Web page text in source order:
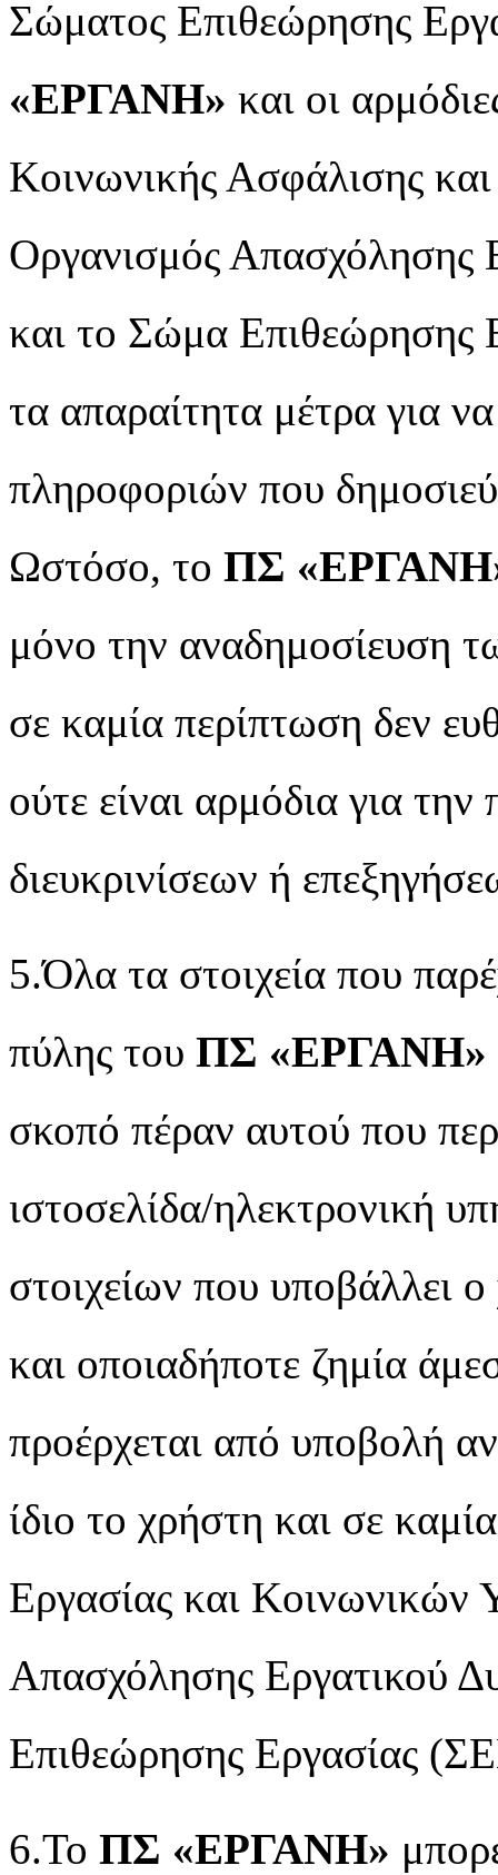
Σώματος Επιθεώρησης
«ΕΡΓΑΝΗ» και οι
Κοινωνικής Ασφάλισης
Οργανισμός
και το Σώμα
τα απαραίτητα μέτρα για
πληροφοριών που
Ωστόσο, το ΠΣ «
μόνο την αναδημοσίευση
σε καμία περίπτωση δεν
ούτε είναι αρμόδια για
διευκρινίσεων ή
5.Όλα τα στοιχεία που
πύλης του ΠΣ «ΕΡΓΑΝΗ»
σκοπό πέραν αυτού που
ιστοσελίδα/ηλεκτρονική
στοιχείων που υποβάλλει
και οποιαδήποτε ζημία
προέρχεται από υποβολή
ίδιο το χρήστη και σε
Εργασίας και
Απασχόλησης Εργατικού
Επιθεώρησης Εργασίας
6.Το ΠΣ «ΕΡΓΑΝΗ»